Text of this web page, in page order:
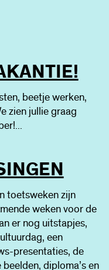
beetje werken,
zien jullie graag
toetsweken zijn
weken voor de
er nog uitstapjes,
een
presentaties, de
diploma’s en